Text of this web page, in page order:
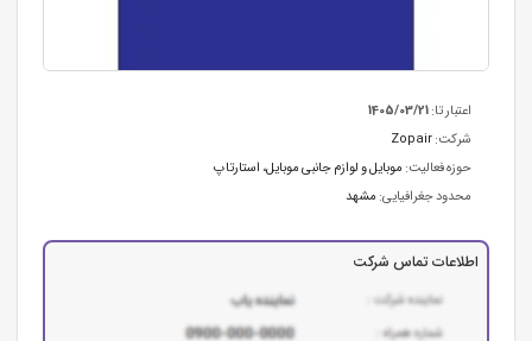
اعتبار تا:1405/03/21
شرکت:Zopair
حوزه فعالیت: موبایل و لوازم جانبی موبایل، استارتاپ
محدود جغرافیایی: مشهد
اطلاعات تماس شرکت